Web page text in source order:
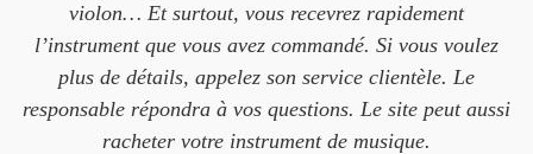
violon… Et surtout, vous recevrez rapidement
l’instrument que vous avez commandé. Si vous voulez
plus de détails, appelez son service clientèle. Le
responsable répondra à vos questions. Le site peut aussi
racheter votre instrument de musique.